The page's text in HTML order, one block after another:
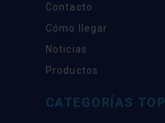
Contacto
Cómo llegar
Noticias
Productos
CATEGORÍAS TOP